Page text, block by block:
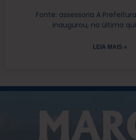
Fonte: assessoria A
inaugurou, na última
LEIA MAIS »